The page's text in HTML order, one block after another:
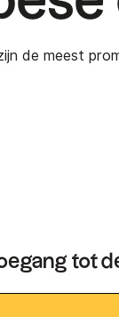
de meest
tot